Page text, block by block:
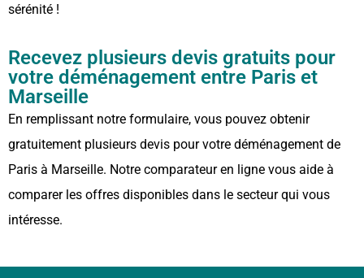
sérénité !
Recevez plusieurs devis gratuits pour
votre déménagement entre Paris et
Marseille
En remplissant notre formulaire, vous pouvez obtenir
gratuitement plusieurs devis pour votre déménagement de
Paris à Marseille. Notre comparateur en ligne vous aide à
comparer les offres disponibles dans le secteur qui vous
intéresse.